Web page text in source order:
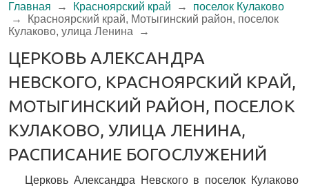
Главная → Красноярский край →
поселок Кулаково
→
Красноярский край, Мотыгинский район, поселок
Кулаково, улица Ленина →
ЦЕРКОВЬ АЛЕКСАНДРА
НЕВСКОГО, КРАСНОЯРСКИЙ КРАЙ,
МОТЫГИНСКИЙ РАЙОН, ПОСЕЛОК
КУЛАКОВО, УЛИЦА ЛЕНИНА,
РАСПИСАНИЕ БОГОСЛУЖЕНИЙ
Церковь Александра Невского в поселок Кулаково